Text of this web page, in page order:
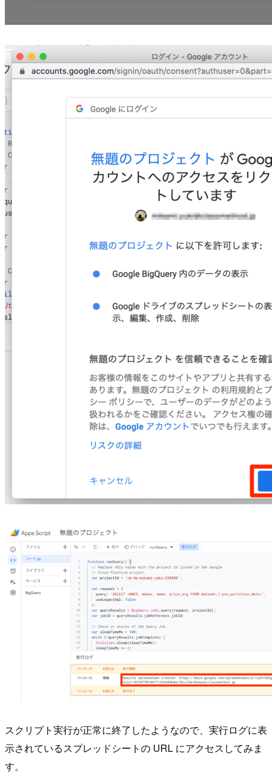
スクリプト実行が正常に終了したようなので、実行ログに表
示されているスプレッドシートの URL にアクセスしてみま
す。